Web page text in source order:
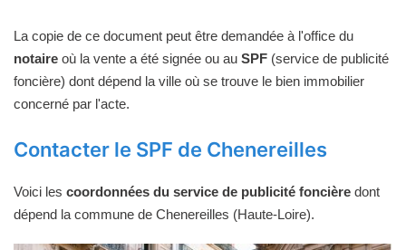
La copie de ce document peut être demandée à l'office du
notaire où la vente a été signée ou au SPF (service de publicité
foncière) dont dépend la ville où se trouve le bien immobilier
concerné par l'acte.
Contacter le SPF de Chenereilles
Voici les coordonnées du service de publicité foncière dont
dépend la commune de Chenereilles (Haute-Loire).